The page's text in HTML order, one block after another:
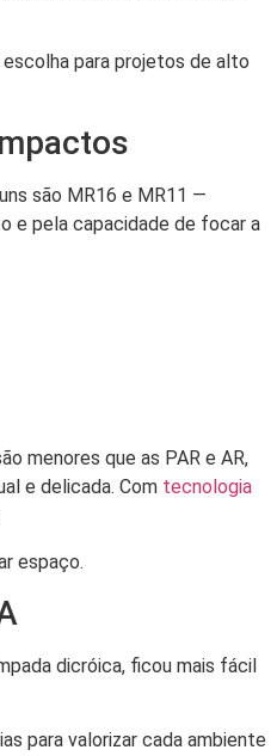
para projetos de alto
são MR16 e MR11 —
e pela capacidade de focar a
menores que as PAR e AR,
e delicada. Com tecnologia
espaço.
dicróica, ficou mais fácil
para valorizar cada ambiente